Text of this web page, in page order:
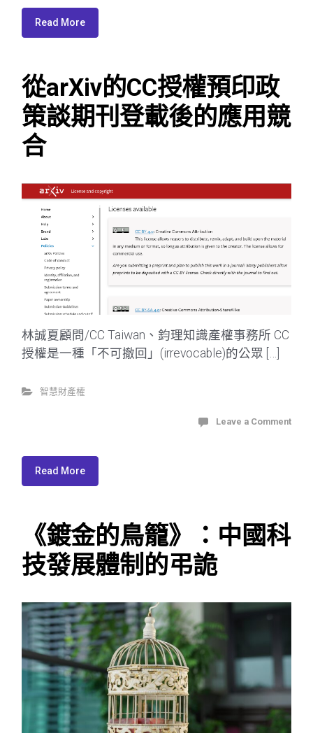
Read More
從arXiv的CC授權預印政
策談期刊登載後的應用競
合
林誠夏顧問/CC Taiwan、鈞理知識產權事務所 CC
授權是一種「不可撤回」(irrevocable)的公眾 […]
智慧財產權
Leave a Comment
Read More
《鍍金的鳥籠》：中國科
技發展體制的弔詭